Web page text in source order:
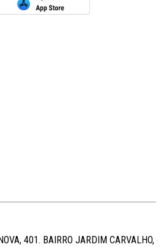
401. BAIRRO JARDIM CARVALHO,